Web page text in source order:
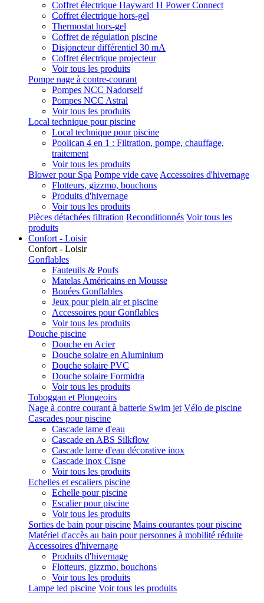
Coffret électrique Hayward H Power Connect
Coffret électrique hors-gel
Thermostat hors-gel
Coffret de régulation piscine
Disjoncteur différentiel 30 mA
Coffret électrique projecteur
Voir tous les produits
Pompe nage à contre-courant
Pompes NCC Nadorself
Pompes NCC Astral
Voir tous les produits
Local technique pour piscine
Local technique pour piscine
Poolican 4 en 1 : Filtration, pompe, chauffage,
traitement
Voir tous les produits
Blower pour Spa Pompe vide cave Accessoires d'hivernage
Flotteurs, gizzmo, bouchons
Produits d'hivernage
Voir tous les produits
Pièces détachées filtration Reconditionnés Voir tous les
produits
Confort - Loisir
Confort - Loisir
Gonflables
Fauteuils & Poufs
Matelas Américains en Mousse
Bouées Gonflables
Jeux pour plein air et piscine
Accessoires pour Gonflables
Voir tous les produits
Douche piscine
Douche en Acier
Douche solaire en Aluminium
Douche solaire PVC
Douche solaire Formidra
Voir tous les produits
Toboggan et Plongeoirs
Nage à contre courant à batterie Swim jet Vélo de piscine
Cascades pour piscine
Cascade lame d'eau
Cascade en ABS Silkflow
Cascade lame d'eau décorative inox
Cascade inox Cisne
Voir tous les produits
Echelles et escaliers piscine
Echelle pour piscine
Escalier pour piscine
Voir tous les produits
Sorties de bain pour piscine Mains courantes pour piscine
Matériel d'accès au bain pour personnes à mobilité réduite
Accessoires d'hivernage
Produits d'hivernage
Flotteurs, gizzmo, bouchons
Voir tous les produits
Lampe led piscine Voir tous les produits